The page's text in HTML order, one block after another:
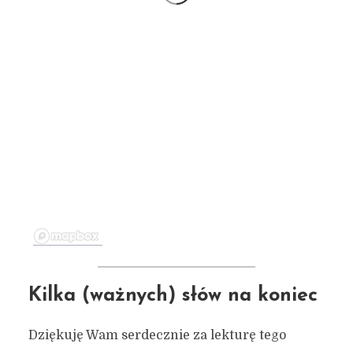
Kilka (ważnych) słów na koniec
Dziękuję Wam serdecznie za lekturę tego